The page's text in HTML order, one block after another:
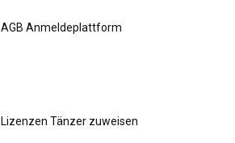
AGB Anmeldeplattform
Lizenzen Tänzer zuweisen